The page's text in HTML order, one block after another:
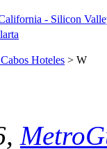
- Silicon
Hoteles > W